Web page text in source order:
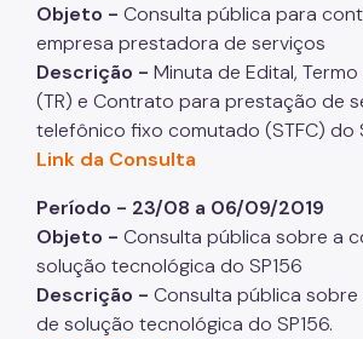
Objeto - Consulta pública para
empresa prestadora de serviços
Descrição - Minuta de Edital,
(TR) e Contrato para prestação de
telefônico fixo comutado (STFC) do
Link da Consulta
Período - 23/08 a 06/09/2019
Objeto - Consulta pública sobre a
solução tecnológica do SP156
Descrição - Consulta pública
de solução tecnológica do SP156.